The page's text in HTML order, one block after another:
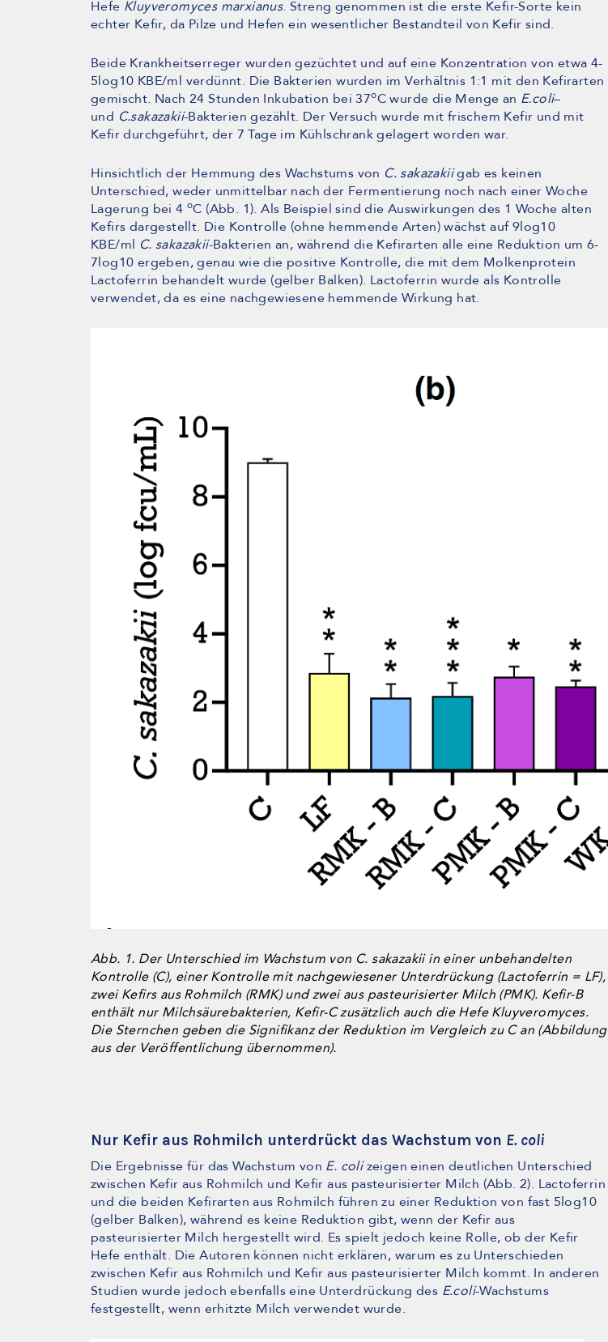
Hefe Kluyveromyces marxianus. Streng genommen ist die erste Kefir-Sorte kein
echter Kefir, da Pilze und Hefen ein wesentlicher Bestandteil von Kefir sind.
Beide Krankheitserreger wurden gezüchtet und auf eine Konzentration von etwa 4-
5log10 KBE/ml verdünnt. Die Bakterien wurden im Verhältnis 1:1 mit den Kefirarten
gemischt. Nach 24 Stunden Inkubation bei 37oC wurde die Menge an E.coli–
und C.sakazakii-Bakterien gezählt. Der Versuch wurde mit frischem Kefir und mit
Kefir durchgeführt, der 7 Tage im Kühlschrank gelagert worden war.
Hinsichtlich der Hemmung des Wachstums von C. sakazakiigab es keinen
Unterschied, weder unmittelbar nach der Fermentierung noch nach einer Woche
Lagerung bei 4oC (Abb. 1). Als Beispiel sind die Auswirkungen des 1 Woche alten
Kefirs dargestellt. Die Kontrolle (ohne hemmende Arten) wächst auf 9log10
KBE/ml C. sakazakii-Bakterien an, während die Kefirarten alle eine Reduktion um 6-
7log10 ergeben, genau wie die positive Kontrolle, die mit dem Molkenprotein
Lactoferrin behandelt wurde (gelber Balken). Lactoferrin wurde als Kontrolle
verwendet, da es eine nachgewiesene hemmende Wirkung hat.
Abb. 1. Der Unterschied im Wachstum von C. sakazakii in einer unbehandelten
Kontrolle (C), einer Kontrolle mit nachgewiesener Unterdrückung (Lactoferrin = LF),
zwei Kefirs aus Rohmilch (RMK) und zwei aus pasteurisierter Milch (PMK). Kefir-B
enthält nur Milchsäurebakterien, Kefir-C zusätzlich auch die Hefe Kluyveromyces.
Die Sternchen geben die Signifikanz der Reduktion im Vergleich zu C an (Abbildung
aus der Veröffentlichung übernommen).
Nur Kefir aus Rohmilch unterdrückt das Wachstum von E. coli
Die Ergebnisse für das Wachstum von E. colizeigen einen deutlichen Unterschied
zwischen Kefir aus Rohmilch und Kefir aus pasteurisierter Milch (Abb. 2). Lactoferrin
und die beiden Kefirarten aus Rohmilch führen zu einer Reduktion von fast 5log10
(gelber Balken), während es keine Reduktion gibt, wenn der Kefir aus
pasteurisierter Milch hergestellt wird. Es spielt jedoch keine Rolle, ob der Kefir
Hefe enthält. Die Autoren können nicht erklären, warum es zu Unterschieden
zwischen Kefir aus Rohmilch und Kefir aus pasteurisierter Milch kommt. In anderen
Studien wurde jedoch ebenfalls eine Unterdrückung des E.coli-Wachstums
festgestellt, wenn erhitzte Milch verwendet wurde.